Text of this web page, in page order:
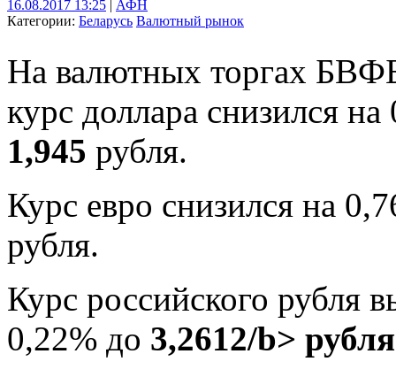
16.08.2017 13:25 | АФН
Категории: Беларусь Валютный рынок
На валютных торгах
курс доллара снизился
1,945 рубля.
Курс евро снизился на
рубля.
Курс российского рубля
0,22% до 3,2612/b>